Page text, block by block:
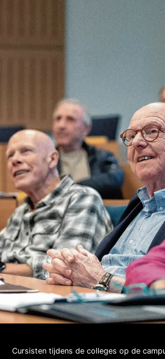
Cursisten tijdens de colleges op de